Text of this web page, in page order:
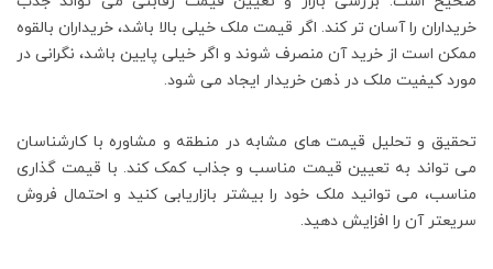
خریداران را آسان تر کند. اگر قیمت ملک خیلی بالا باشد، خریداران بالقوه
ممکن است از خرید آن منصرف شوند و اگر خیلی پایین باشد، نگرانی در
مورد کیفیت ملک در ذهن خریدار ایجاد می شود.
تحقیق و تحلیل قیمت های مشابه در منطقه و مشاوره با کارشناسان
می تواند به تعیین قیمت مناسب و جذاب کمک کند. با قیمت گذاری
مناسب، می توانید ملک خود را بیشتر بازاریابی کنید و احتمال فروش
سریعتر آن را افزایش دهید.